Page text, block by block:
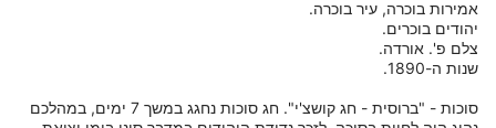
סוכות - "ברוסית - חג קושצ'י". חג סוכות נחגג במשך 7 ימים, במהלכם